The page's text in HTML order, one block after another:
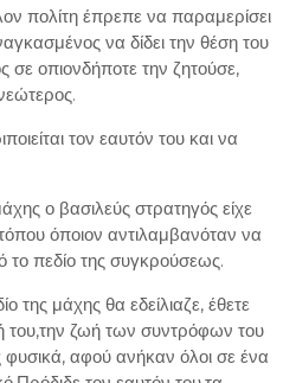
πολίτη έπρεπε να παραμερίσει
να δίδει την θέση του
σε οπιονδήποτε την ζητούσε,
τον εαυτόν του και να
ο βασιλεύς στρατηγός είχε
όποιον αντιλαμβανόταν να
πεδίο της συγκρούσεως.
της μάχης θα εδείλιαζε, έθετε
του,την ζωή των συντρόφων του
φυσικά, αφού ανήκαν όλοι σε ένα